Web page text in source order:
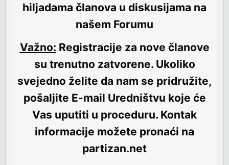
hiljadama članova u diskusijama na
našem Forumu
Važno: Registracije za nove članove
su trenutno zatvorene. Ukoliko
svejedno želite da nam se pridružite,
pošaljite E-mail Uredništvu koje će
Vas uputiti u proceduru. Kontak
informacije možete pronaći na
partizan.net